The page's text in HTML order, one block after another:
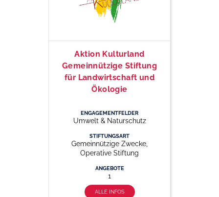
Aktion Kulturland
Gemeinnützige Stiftung
für Landwirtschaft und
Ökologie
ENGAGEMENTFELDER
Umwelt & Naturschutz
STIFTUNGSART
Gemeinnützige Zwecke,
Operative Stiftung
ANGEBOTE
1
ALLE INFOS